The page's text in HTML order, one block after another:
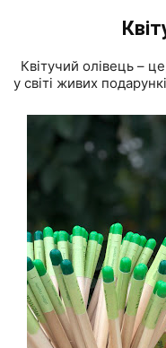
Квітучий олівець –
у світі живих